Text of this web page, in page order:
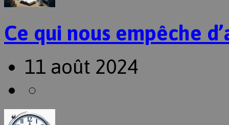
Ce qui nous empêche
11 août 2024